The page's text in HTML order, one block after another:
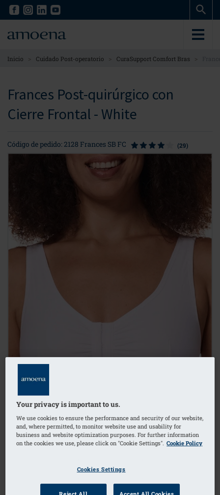
Skip
content
Skip
content
Inicio > Cuidado Post-operatorio > CuraSupport Comfort Bras >
Frances Post-quirúrgico con
Cierre Frontal - White
Código de pedido: 2128 Frances SB FC (29)
1/2
Código de pedido: 2128 Frances SB FC
Frances es uno denuestros sujetadores más
Your privacy is important to us.
We use cookies to ensure the performance and security of our website,
and, where permitted, to monitor website use and usability for
business and website optimization purposes. For further information
on the cookies we use, please click on "Cookie Settings". Cookie Policy
Cookies Settings